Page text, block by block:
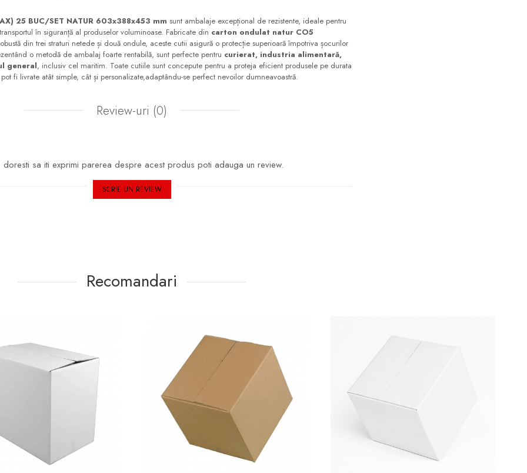
25 BUC/SET NATUR 603x388x453 mm sunt ambalaje excepțional de rezistente, ideale pentru
în siguranță al produselor voluminoase. Fabricate din carton ondulat natur CO5
din trei straturi netede și două ondule, aceste cutii asigură o protecție superioară împotriva șocurilor
o metodă de ambalaj foarte rentabilă, sunt perfecte pentru curierat, industria alimentară,
general, inclusiv cel maritim. Toate cutiile sunt concepute pentru a proteja eficient produsele pe durata
fi livrate atât simple, cât și personalizate,adaptându-se perfect nevoilor dumneavoastră.
Review-uri (0)
doresti sa iti exprimi parerea despre acest produs poti adauga un review.
SCRIE UN REVIEW
Recomandari